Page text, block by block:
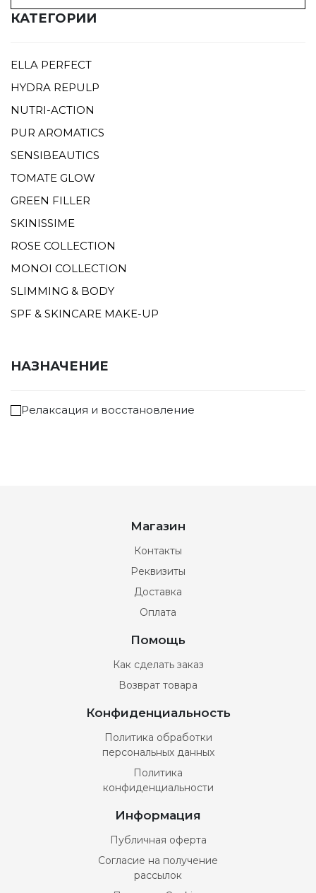
КАТЕГОРИИ
ELLA PERFECT
HYDRA REPULP
NUTRI-ACTION
PUR AROMATICS
SENSIBEAUTICS
TOMATE GLOW
GREEN FILLER
SKINISSIME
ROSE COLLECTION
MONOI COLLECTION
SLIMMING & BODY
SPF & SKINCARE MAKE-UP
НАЗНАЧЕНИЕ
Релаксация и восстановление
Магазин
Контакты
Реквизиты
Доставка
Оплата
Помощь
Как сделать заказ
Возврат товара
Конфиденциальность
Политика обработки
персональных данных
Политика
конфиденциальности
Информация
Публичная оферта
Согласие на получение
рассылок